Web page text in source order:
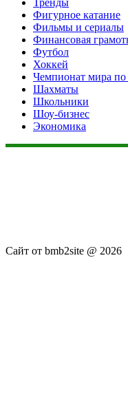
Фигурное катание
Фильмы и сериалы
Финансовая
Футбол
Хоккей
Чемпионат мира по
Шахматы
Школьники
Шоу-бизнес
Экономика
Сайт от bmb2site @ 2026